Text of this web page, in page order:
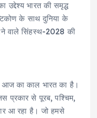
उद्देश्य भारत की समृद्ध
के साथ दुनिया के
वाले सिंहस्थ-2028 की
आज का काल भारत का है।
प्रकार से पूरब, पश्चिम,
आ रहा है। जो हमसे